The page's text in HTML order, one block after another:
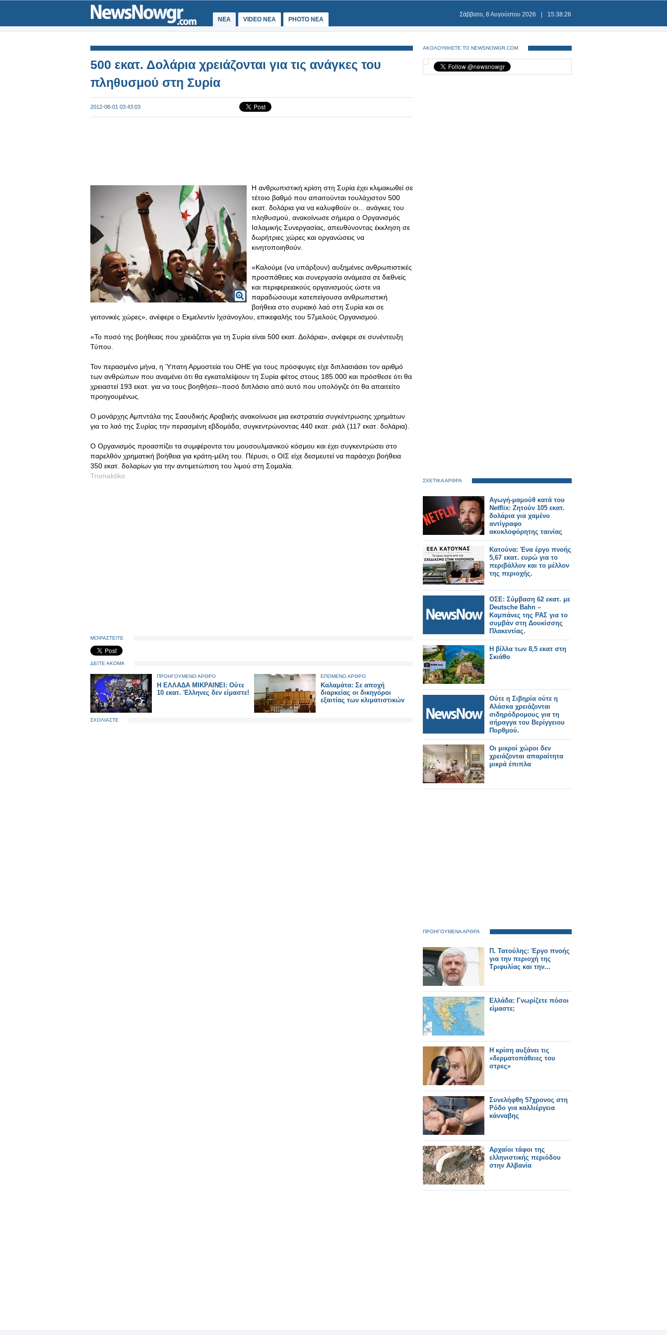
ΝΕΑ VIDEO NEA PHOTO NEA
Σάββατο, 8 Αυγούστου 2026 15:38:26
500 εκατ. Δολάρια χρειάζονται για τις ανάγκες του
πληθυσμού στη Συρία
2012-08-01 03:43:03
Η ανθρωπιστική κρίση στη Συρία έχει κλιμακωθεί σε
τέτοιο βαθμό που απαιτούνται τουλάχιστον 500
εκατ. δολάρια για να καλυφθούν οι... ανάγκες του
πληθυσμού, ανακοίνωσε σήμερα ο Οργανισμός
Ισλαμικής Συνεργασίας, απευθύνοντας έκκληση σε
δωρήτριες χώρες και οργανώσεις να
κινητοποιηθούν.
«Καλούμε (να υπάρξουν) αυξημένες ανθρωπιστικές
προσπάθειες και συνεργασία ανάμεσα σε διεθνείς
και περιφερειακούς οργανισμούς ώστε να
παραδώσουμε κατεπείγουσα ανθρωπιστική
βοήθεια στο συριακό λαό στη Συρία και σε
γειτονικές χώρες», ανέφερε ο Εκμελεντίν Ιχσάνογλου, επικεφαλής του 57μελούς Οργανισμού.
«Το ποσό της βοήθειας που χρειάζεται για τη Συρία είναι 500 εκατ. Δολάρια», ανέφερε σε συνέντευξη
Τύπου.
Τον περασμένο μήνα, η Ύπατη Αρμοστεία του ΟΗΕ για τους πρόσφυγες είχε διπλασιάσει τον αριθμό
των ανθρώπων που αναμένει ότι θα εγκαταλείψουν τη Συρία φέτος στους 185.000 και πρόσθεσε ότι θα
χρειαστεί 193 εκατ. για να τους βοηθήσει--ποσό διπλάσιο από αυτό που υπολόγιζε ότι θα απαιτείτο
προηγουμένως.
Ο μονάρχης Αμπντάλα της Σαουδικής Αραβικής ανακοίνωσε μια εκστρατεία συγκέντρωσης χρημάτων
για το λαό της Συρίας την περασμένη εβδομάδα, συγκεντρώνοντας 440 εκατ. ριάλ (117 εκατ. δολάρια).
Ο Οργανισμός προασπίζει τα συμφέροντα του μουσουλμανικού κόσμου και έχει συγκεντρώσει στο
παρελθόν χρηματική βοήθεια για κράτη-μέλη του. Πέρυσι, ο ΟΙΣ είχε δεσμευτεί να παράσχει βοήθεια
350 εκατ. δολαρίων για την αντιμετώπιση του λιμού στη Σομαλία.
Tromaktiko
ΜΟΙΡΑΣΤΕΙΤΕ
ΔΕΙΤΕ ΑΚΟΜΑ
ΠΡΟΗΓΟΥΜΕΝΟ ΑΡΘΡΟ
Η ΕΛΛΑΔΑ ΜΙΚΡΑΙΝΕΙ: Ούτε
10 εκατ. Έλληνες δεν είμαστε!
ΕΠΟΜΕΝΟ ΑΡΘΡΟ
Καλαμάτα: Σε αποχή
διαρκείας οι δικηγόροι
εξαιτίας των κλιματιστικών
ΣΧΟΛΙΑΣΤΕ
ΑΚΟΛΟΥΘΗΣΤΕ ΤΟ NEWSNOWGR.COM
ΣΧΕΤΙΚΑ ΑΡΘΡΑ
Αγωγή-μαμούθ κατά του
Netflix: Ζητούν 105 εκατ.
δολάρια για χαμένο
αντίγραφο
ακυκλοφόρητης ταινίας
Κατούνα: Ένα έργο πνοής
5,67 εκατ. ευρώ για το
περιβάλλον και το μέλλον
της περιοχής.
ΟΣΕ: Σύμβαση 62 εκατ. με
Deutsche Bahn –
Καμπάνες της ΡΑΣ για το
συμβάν στη Δουκίσσης
Πλακεντίας.
Η βίλλα των 8,5 εκατ στη
Σκιάθο
Ούτε η Σιβηρία ούτε η
Αλάσκα χρειάζονται
σιδηρόδρομους για τη
σήραγγα του Βερίγγειου
Πορθμού.
Οι μικροί χώροι δεν
χρειάζονται απαραίτητα
μικρά έπιπλα
ΠΡΟΗΓΟΥΜΕΝΑ ΑΡΘΡΑ
Π. Τατούλης: Έργο πνοής
για την περιοχή της
Τριφυλίας και την...
Ελλάδα: Γνωρίζετε πόσοι
είμαστε;
Η κρίση αυξάνει τις
«δερματοπάθειες του
στρες»
Συνελήφθη 57χρονος στη
Ρόδο για καλλιέργεια
κάνναβης
Αρχαίοι τάφοι της
ελληνιστικής περιόδου
στην Αλβανία